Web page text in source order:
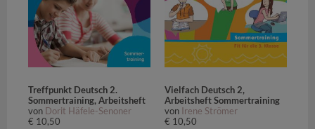
Treffpunkt Deutsch 2.
Sommertraining, Arbeitsheft
von Dorit Häfele-Senoner
€ 10,50
Vielfach Deutsch 2,
Arbeitsheft Sommertraining
von Irene Strömer
€ 10,50